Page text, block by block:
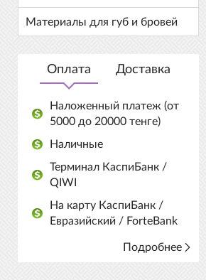
Материалы для губ и бровей
Оплата Доставка
Наложенный платеж (от
5000 до 20000 тенге)
Наличные
Терминал КаспиБанк /
QIWI
На карту КаспиБанк /
Евразийский / ForteBank
Подробнее